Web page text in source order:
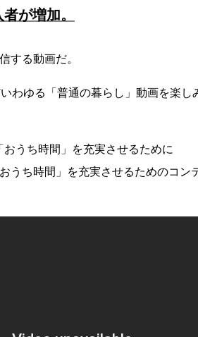
が増加。
する動画だ。
わゆる「普通の暮らし」動画を楽し
うち時間」を充実させるために
うち時間」を充実させるためのコン